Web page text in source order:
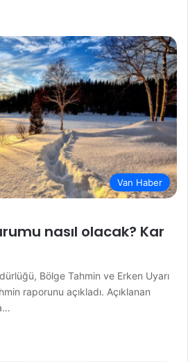
Van Haber
nasıl olacak? Kar
Bölge Tahmin ve Erken Uyarı
raporunu açıkladı. Açıklanan